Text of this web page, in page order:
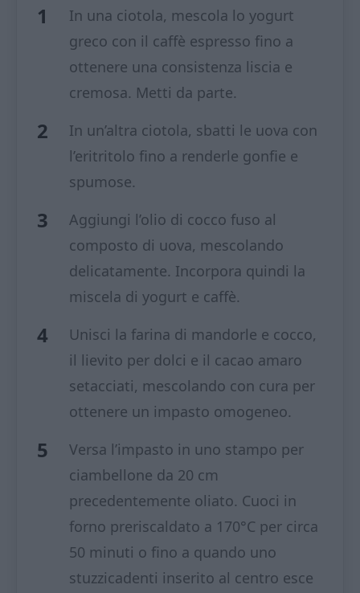
In una ciotola, mescola lo yogurt
greco con il caffè espresso fino a
ottenere una consistenza liscia e
cremosa. Metti da parte.
In un’altra ciotola, sbatti le uova con
l’eritritolo fino a renderle gonfie e
spumose.
Aggiungi l’olio di cocco fuso al
composto di uova, mescolando
delicatamente. Incorpora quindi la
miscela di yogurt e caffè.
Unisci la farina di mandorle e cocco,
il lievito per dolci e il cacao amaro
setacciati, mescolando con cura per
ottenere un impasto omogeneo.
Versa l’impasto in uno stampo per
ciambellone da 20 cm
precedentemente oliato. Cuoci in
forno preriscaldato a 170°C per circa
50 minuti o fino a quando uno
stuzzicadenti inserito al centro esce